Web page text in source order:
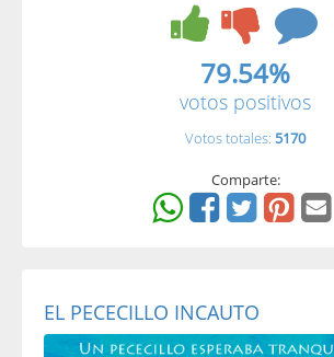
79.54%
votos positivos
Votos totales: 5170
Comparte:
EL PECECILLO INCAUTO